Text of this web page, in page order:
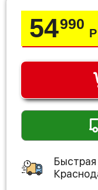
54990
Р